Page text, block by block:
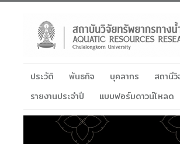
ประวัติ พันธกิจ บุคลากร สถานี
รายงานประจำปี
แบบฟอร์มดาวน์โหลด